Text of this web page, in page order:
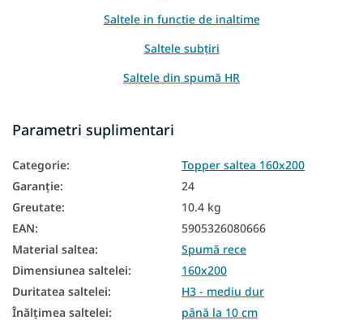
Saltele in functie de inaltime
Saltele subțiri
Saltele din spumă HR
Saltele pentru șezut
Saltele pentru canapea
Saltele zonale
Saltele pentru divan
Saltea cu 7 zone
Saltele subțiri 160x200
Saltea de top de 8 cm
Parametri suplimentari
Categorie:
Topper saltea 160x200
Garanţie:
24
Greutate:
10.4 kg
EAN:
5905326080666
Material saltea:
Spumă rece
Dimensiunea saltelei:
160x200
Duritatea saltelei:
H3 - mediu dur
Înălțimea saltelei: până la 10 cm